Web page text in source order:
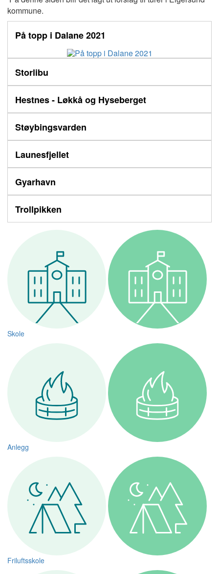
kommune.
På topp i Dalane 2021
Storlibu
Hestnes - Løkkå og Hyseberget
Støybingsvarden
Launesfjellet
Gyarhavn
Trollpikken
Skole
Anlegg
Friluftsskole